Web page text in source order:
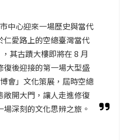
中心迎來一場歷史與當代
仁愛路上的空總臺灣當代
其古蹟大樓即將在 8 月
復後迎接的第一場大型盛
會」文化策展，屆時空總
敞開大門，讓人走進修復
深刻的文化思辨之旅。